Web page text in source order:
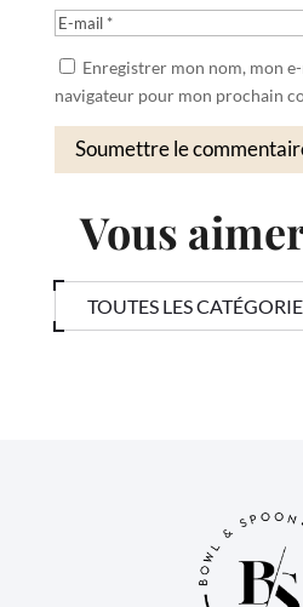
Enregistrer mon nom, mon
navigateur pour mon prochain
Soumettre le
Vous
TOUTES LES